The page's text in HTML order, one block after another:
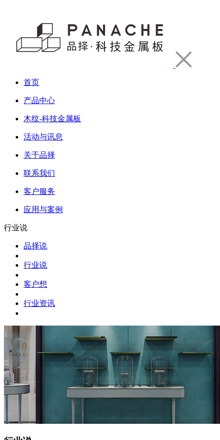
首页
产品中心
木纹-科技金属板
活动与讯息
关于品择
联系我们
客户服务
应用与案例
行业说
品择说
行业说
客户想
行业资讯